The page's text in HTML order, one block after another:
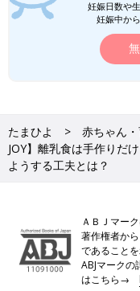
妊娠日数や
妊娠中か
たまひよ 赤ちゃん
JOY】離乳食は手作りだ
ようする工夫とは？
ＡＢＪマー
著作権者か
であること
ABJマーク
はこちら→